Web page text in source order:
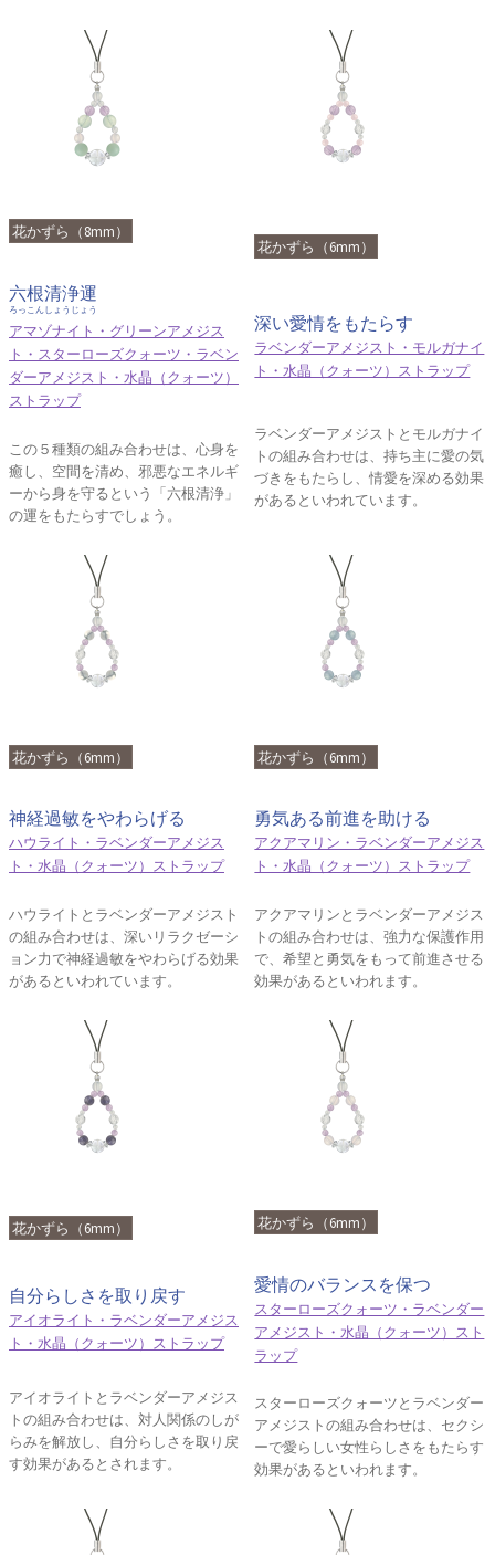
花かずら（8mm）
六根清浄運
ろっこんしょうじょう
アマゾナイト・グリーンアメジス
ト・スターローズクォーツ・ラベン
ダーアメジスト・水晶（クォーツ）
ストラップ
この５種類の組み合わせは、心身を
癒し、空間を清め、邪悪なエネルギ
ーから身を守るという「六根清浄」
の運をもたらすでしょう。
花かずら（6mm）
深い愛情をもたらす
ラベンダーアメジスト・モルガナイ
ト・水晶（クォーツ）ストラップ
ラベンダーアメジストとモルガナイ
トの組み合わせは、持ち主に愛の気
づきをもたらし、情愛を深める効果
があるといわれています。
花かずら（6mm）
神経過敏をやわらげる
ハウライト・ラベンダーアメジス
ト・水晶（クォーツ）ストラップ
ハウライトとラベンダーアメジスト
の組み合わせは、深いリラクゼーシ
ョン力で神経過敏をやわらげる効果
があるといわれています。
花かずら（6mm）
勇気ある前進を助ける
アクアマリン・ラベンダーアメジス
ト・水晶（クォーツ）ストラップ
アクアマリンとラベンダーアメジス
トの組み合わせは、強力な保護作用
で、希望と勇気をもって前進させる
効果があるといわれます。
花かずら（6mm）
自分らしさを取り戻す
アイオライト・ラベンダーアメジス
ト・水晶（クォーツ）ストラップ
アイオライトとラベンダーアメジス
トの組み合わせは、対人関係のしが
らみを解放し、自分らしさを取り戻
す効果があるとされます。
花かずら（6mm）
愛情のバランスを保つ
スターローズクォーツ・ラベンダー
アメジスト・水晶（クォーツ）スト
ラップ
スターローズクォーツとラベンダー
アメジストの組み合わせは、セクシ
ーで愛らしい女性らしさをもたらす
効果があるといわれます。